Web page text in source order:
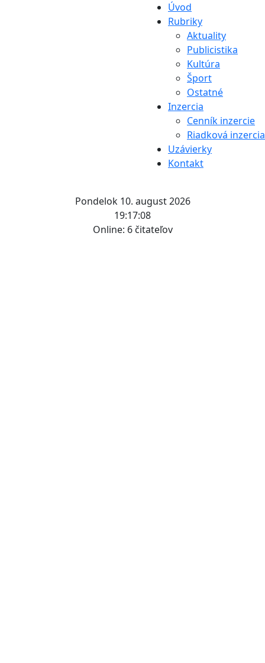
Úvod
Rubriky
Aktuality
Publicistika
Kultúra
Šport
Ostatné
Inzercia
Cenník inzercie
Riadková inzercia
Uzávierky
Kontakt
Pondelok 10. august 2026
19:17:09
Online: 6 čitateľov